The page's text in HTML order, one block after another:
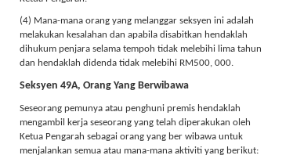
(4) Mana-mana orang yang melanggar seksyen ini adalah
melakukan kesalahan dan apabila disabitkan hendaklah
dihukum penjara selama tempoh tidak melebihi lima tahun
dan hendaklah didenda tidak melebihi RM500, 000.
Seksyen 49A, Orang Yang Berwibawa
Seseorang pemunya atau penghuni premis hendaklah
mengambil kerja seseorang yang telah diperakukan oleh
Ketua Pengarah sebagai orang yang ber wibawa untuk
menjalankan semua atau mana-mana aktiviti yang berikut: